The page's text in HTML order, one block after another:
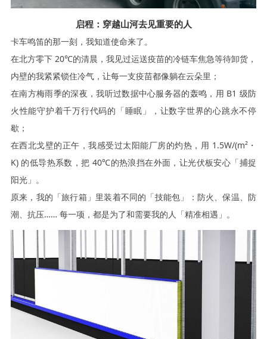
启程：穿越山河去见重要的人
卡车鸣笛的那一刻，我知道使命来了。
在北方零下20℃的清晨，我见过运送疫苗的冷链车焦急等待卸货，
内壁的我紧紧锁住冷气，让每一支疫苗都像躺在云朵里；
在南方梅雨季的深夜，我听过数据中心服务器的轰鸣，用 B1 级防
火性能守护着千万行代码的「睡眠」，让数字世界的心跳永不停
歇；
在西北戈壁的正午，我感受过太阳能厂房的灼热，用 1.5W/(m²・
K) 的低导热系数，把 40℃的热浪挡在外面，让光伏板安心「捕捉
阳光」。
原来，我的「旅行箱」里装着不同的「技能包」：防火、保温、防
潮、抗压…… 每一项，都是为了和需要我的人「精准相遇」。